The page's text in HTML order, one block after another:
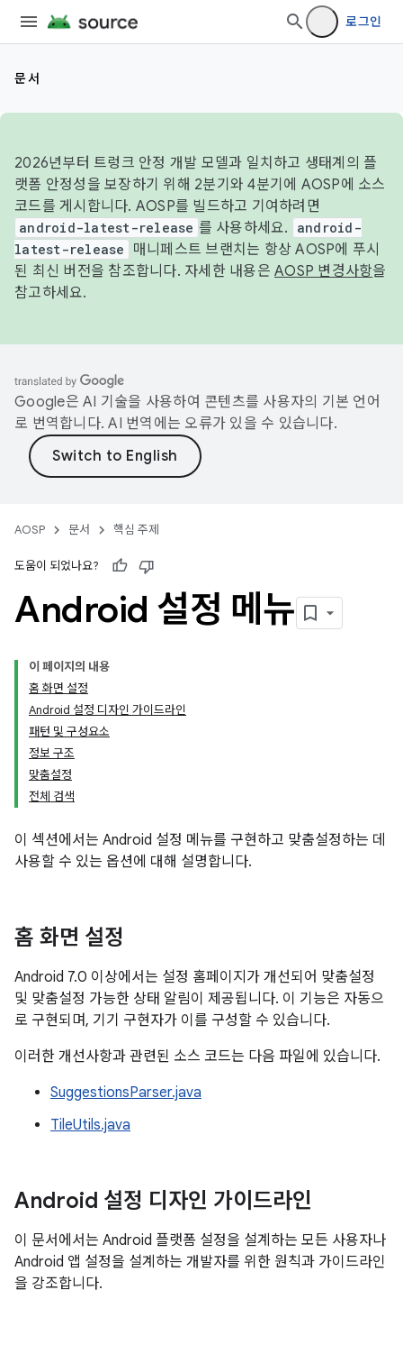
로그인
문서
2026년부터 트렁크 안정 개발 모델과 일치하고 생태계의 플
랫폼 안정성을 보장하기 위해 2분기와 4분기에 AOSP에 소스
코드를 게시합니다. AOSP를 빌드하고 기여하려면
android-latest-release 를 사용하세요.
android-
latest-release
매니페스트 브랜치는 항상 AOSP에 푸시
된 최신 버전을 참조합니다. 자세한 내용은 AOSP 변경사항을
참고하세요.
Google은 AI 기술을 사용하여 콘텐츠를 사용자의 기본 언어
로 번역합니다. AI 번역에는 오류가 있을 수 있습니다.
AOSP 문서 핵심 주제
도움이 되었나요?
Android 설정 메뉴
이 페이지의 내용
홈 화면 설정
Android 설정 디자인 가이드라인
패턴 및 구성요소
정보 구조
맞춤설정
전체 검색
이 섹션에서는 Android 설정 메뉴를 구현하고 맞춤설정하는 데
사용할 수 있는 옵션에 대해 설명합니다.
홈 화면 설정
Android 7.0 이상에서는 설정 홈페이지가 개선되어 맞춤설정
및 맞춤설정 가능한 상태 알림이 제공됩니다. 이 기능은 자동으
로 구현되며, 기기 구현자가 이를 구성할 수 있습니다.
이러한 개선사항과 관련된 소스 코드는 다음 파일에 있습니다.
SuggestionsParser.java
TileUtils.java
Android 설정 디자인 가이드라인
이 문서에서는 Android 플랫폼 설정을 설계하는 모든 사용자나
Android 앱 설정을 설계하는 개발자를 위한 원칙과 가이드라인
을 강조합니다.